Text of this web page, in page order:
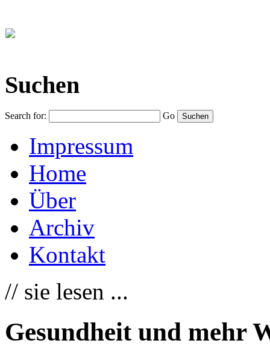
Suchen
Search for: Go
Impressum
Home
Über
Archiv
Kontakt
// sie lesen ...
Gesundheit und mehr